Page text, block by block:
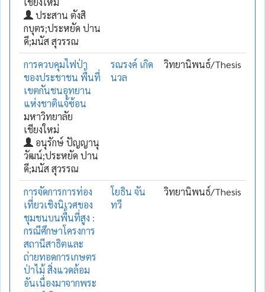
ประสาน ตังสิ
กบุตร;ประหยัด ปาน
ดี;มนัส สุวรรณ
การควบคุมไฟป่า
ของประชาชน พื้นที่
เขตกันชนอุทยาน
แห่งชาติแจ้ซ้อน
มหาวิทยาลัย
เชียงใหม่
อนุรักษ์ ปัญญานุ
วัฒน์;ประหยัด ปาน
ดี;มนัส สุวรรณ
รณรงค์ เกิด
นวล
วิทยานิพนธ์/Thesis
การจัดการการท่อง
เที่ยวเชิงนิเวศของ
ชุมชนบนพื้นที่สูง :
กรณีศึกษาโครงการ
สถานีสาธิตและ
ถ่ายทอดการเกษตร
ป่าไม้ สิ่งแวดล้อม
อันเนื่องมาจากพระ
โยธิน จัน
ทวี
วิทยานิพนธ์/Thesis